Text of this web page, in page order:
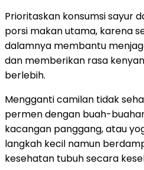
Prioritaskan konsumsi sayur
porsi makan utama, karena
dalamnya membantu
dan memberikan rasa
berlebih.
Mengganti camilan tidak
permen dengan buah-
kacangan panggang, atau
langkah kecil namun
kesehatan tubuh secara